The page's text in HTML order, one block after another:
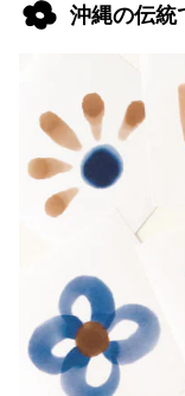
沖縄の伝統